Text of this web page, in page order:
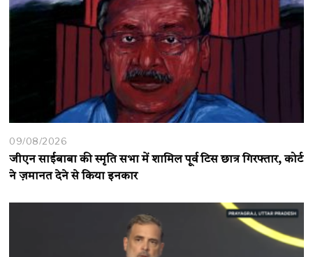
09/08/2026
जीएन साईबाबा की स्मृति सभा में शामिल पूर्व टिस छात्र गिरफ्तार, कोर्ट
ने ज़मानत देने से किया इनकार